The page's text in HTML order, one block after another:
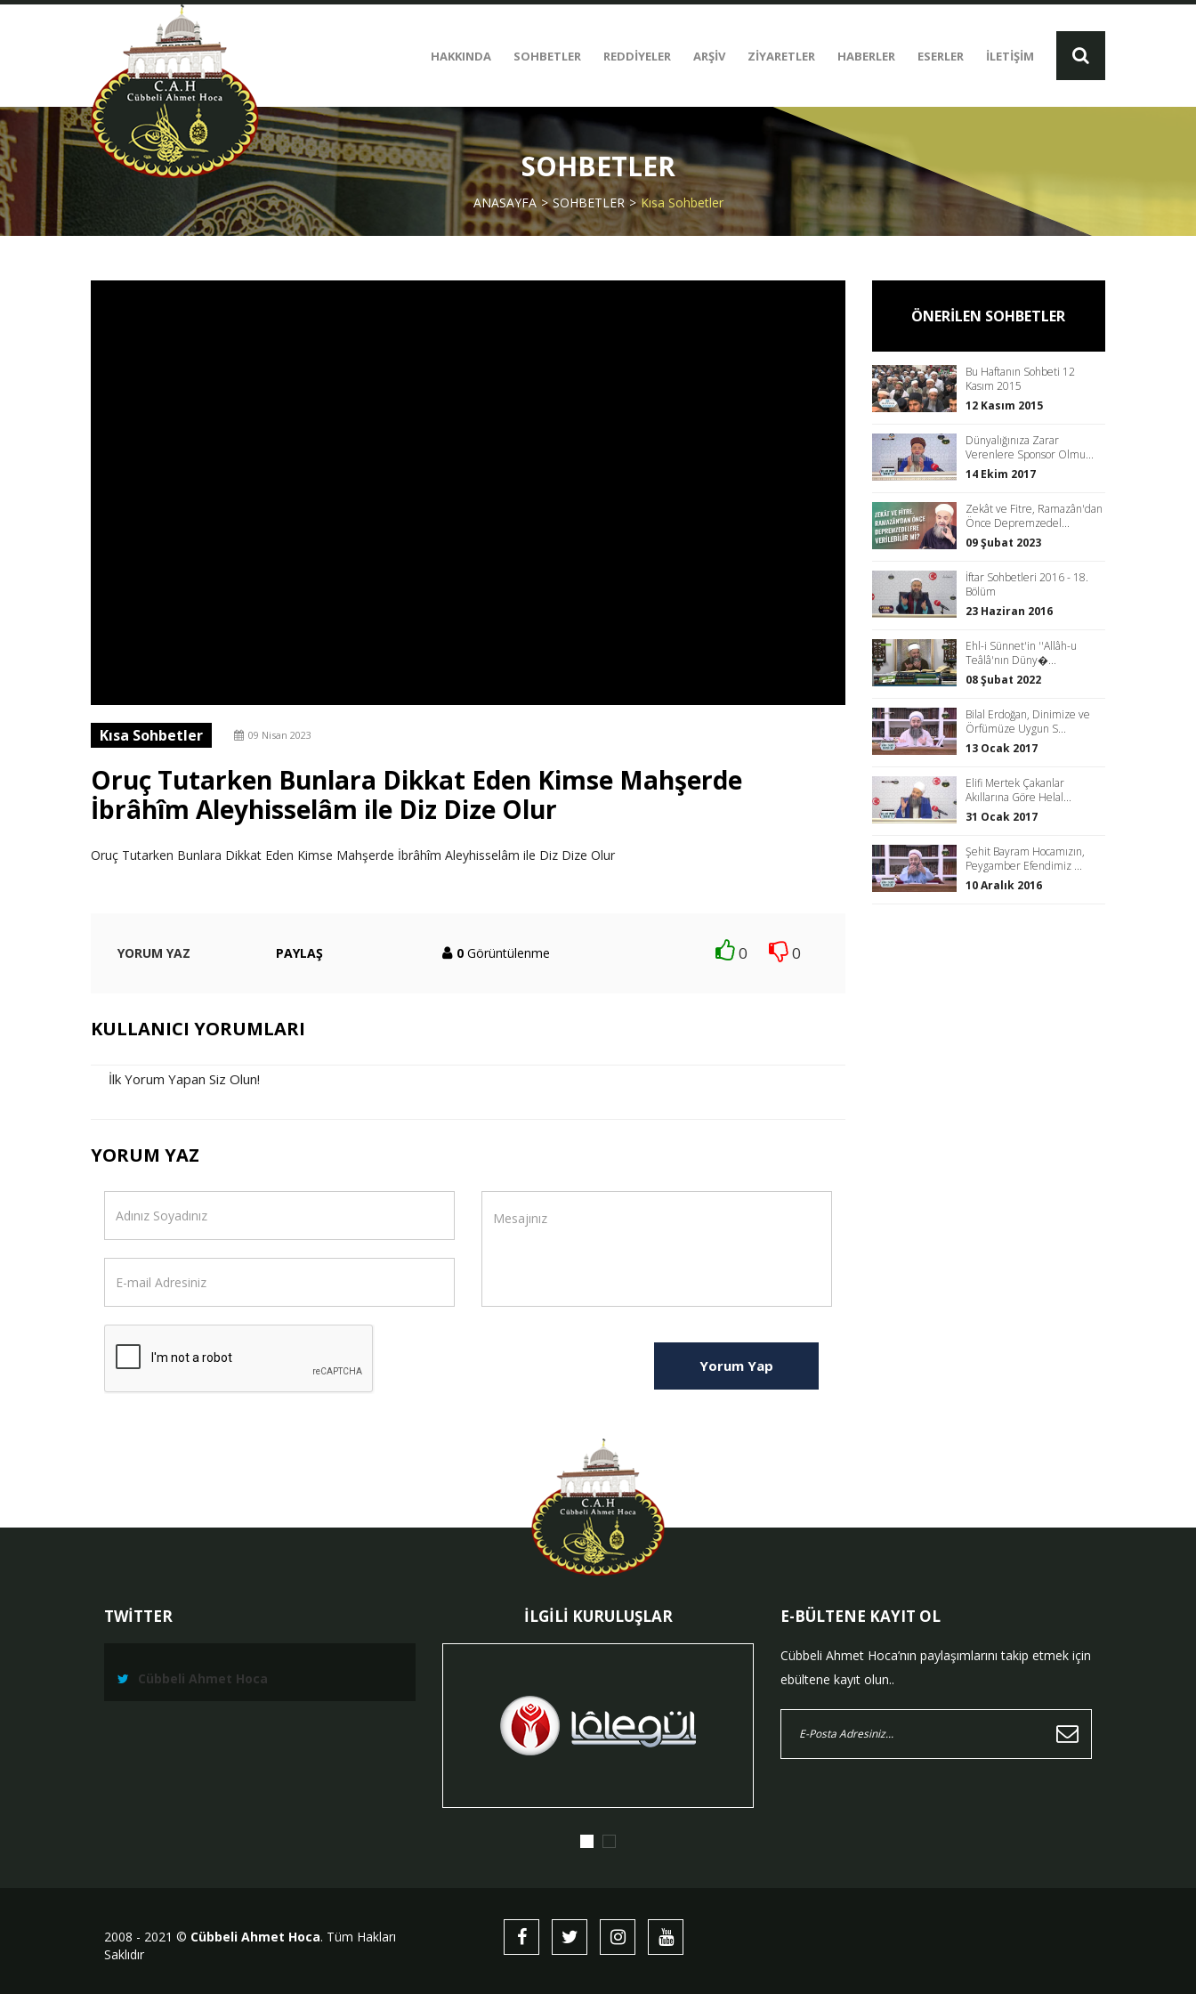
HAKKINDA SOHBETLER REDDİYELER ARŞİV ZİYARETLER HABERLER ESERLER İLETİŞİM
SOHBETLER
ANASAYFA SOHBETLER Kısa Sohbetler
Kısa Sohbetler 09 Nisan 2023
Oruç Tutarken Bunlara Dikkat Eden Kimse Mahşerde
İbrâhîm Aleyhisselâm ile Diz Dize Olur
Oruç Tutarken Bunlara Dikkat Eden Kimse Mahşerde İbrâhîm Aleyhisselâm ile Diz Dize Olur
YORUM YAZ PAYLAŞ 0 Görüntülenme 0 0
KULLANICI YORUMLARI
İlk Yorum Yapan Siz Olun!
YORUM YAZ
Yorum Yap
ÖNERİLEN SOHBETLER
Bu Haftanın Sohbeti 12
Kasım 2015
12 Kasım 2015
Dünyalığınıza Zarar
Verenlere Sponsor Olmu...
14 Ekim 2017
Zekât ve Fitre, Ramazân'dan
Önce Depremzedel...
09 Şubat 2023
İftar Sohbetleri 2016 - 18.
Bölüm
23 Haziran 2016
Ehl-i Sünnet'in ''Allâh-u
Teâlâ'nın Düny�...
08 Şubat 2022
Bilal Erdoğan, Dinimize ve
Örfümüze Uygun S...
13 Ocak 2017
Elifi Mertek Çakanlar
Akıllarına Göre Helal...
31 Ocak 2017
Şehit Bayram Hocamızın,
Peygamber Efendimiz ...
10 Aralık 2016
TWİTTER
Cübbeli Ahmet Hoca
İLGİLİ KURULUŞLAR E-BÜLTENE KAYIT OL
Cübbeli Ahmet Hoca’nın paylaşımlarını takip etmek için
ebültene kayıt olun..
2008 - 2021 © Cübbeli Ahmet Hoca. Tüm Hakları
Saklıdır